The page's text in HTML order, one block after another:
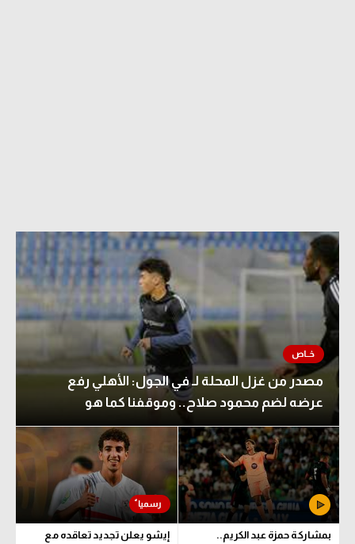
مصدر من غزل المحلة لـ في الجول: الأهلي رفع
عرضه لضم محمود صلاح.. وموقفنا كما هو
بمشاركة حمزة عبد الكريم..
إيشو يعلن تجديد تعاقده مع